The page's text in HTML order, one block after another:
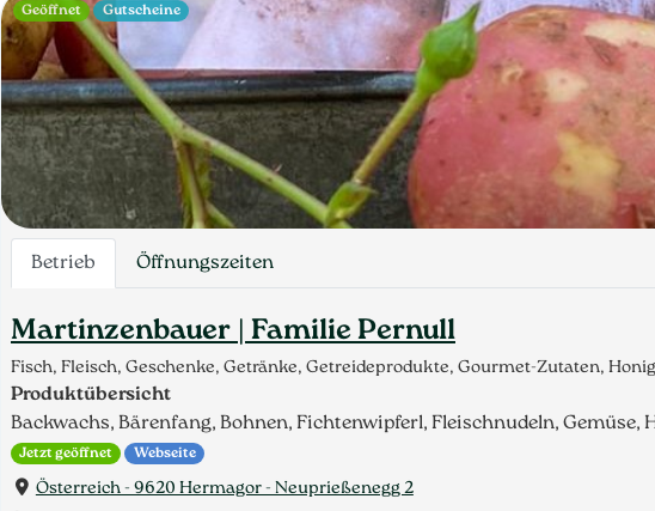
Betrieb Öffnungszeiten
Martinzenbauer | Familie Pernull
Fisch, Fleisch, Geschenke, Getränke, Getreideprodukte, Gourmet-Zutaten,
Produktübersicht
Backwachs, Bärenfang, Bohnen, Fichtenwipferl, Fleischnudeln,
Jetzt geöffnet Webseite
Österreich - 9620 Hermagor - Neuprießenegg 2
Geöffnet Gutscheine